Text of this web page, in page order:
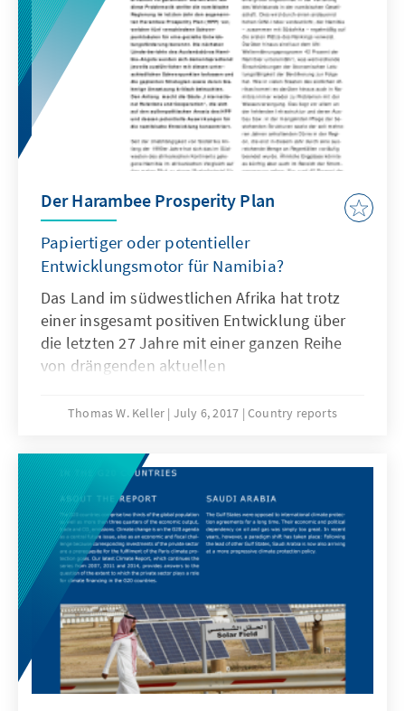
Der Harambee Prosperity Plan
Papiertiger oder potentieller
Entwicklungsmotor für Namibia?
Das Land im südwestlichen Afrika hat trotz
einer insgesamt positiven Entwicklung über
die letzten 27 Jahre mit einer ganzen Reihe
von drängenden aktuellen
Potential haben, die langfristige
ernsthaft zu gefährden. Als Antwort auf diese
Problematik stellte die namibische Regierung
im letzten Jahr den sogenannten Harambee
Prosperity Plan (HPP) vor, welcher fünf
verschiedene Schwerpunktsäulen für eine
gezielte Entwicklungsförderung benennt.
Thomas W. Keller July 6, 2017 Country reports